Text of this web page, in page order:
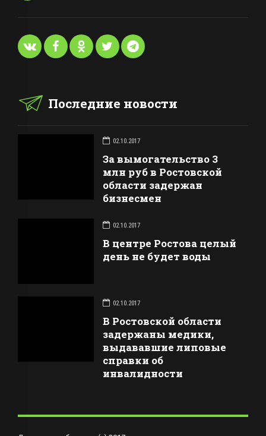
Последние новости
02.10.2017
За вымогательство 3
млн руб в Ростовской
области задержан
бизнесмен
02.10.2017
В центре Ростова целый
день не будет воды
02.10.2017
В Ростовской области
задержаны медики,
выдававшие липовые
справки об
инвалидности